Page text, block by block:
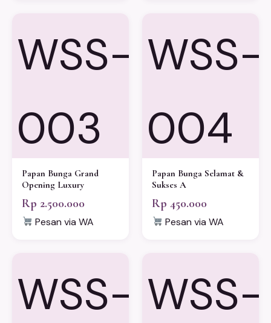
WSS-
003
Papan Bunga Grand
Opening Luxury
Rp 2.500.000
Pesan via WA
WSS-
004
Papan Bunga Selamat &
Sukses A
Rp 450.000
Pesan via WA
WSS- WSS-